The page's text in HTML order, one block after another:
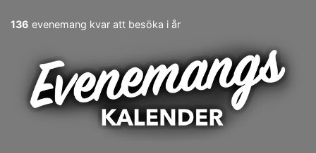
136 evenemang kvar att besöka i år